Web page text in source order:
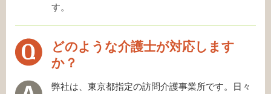
す。
どのような介護士が対応します
か？
弊社は、東京都指定の訪問介護事業所です。日々